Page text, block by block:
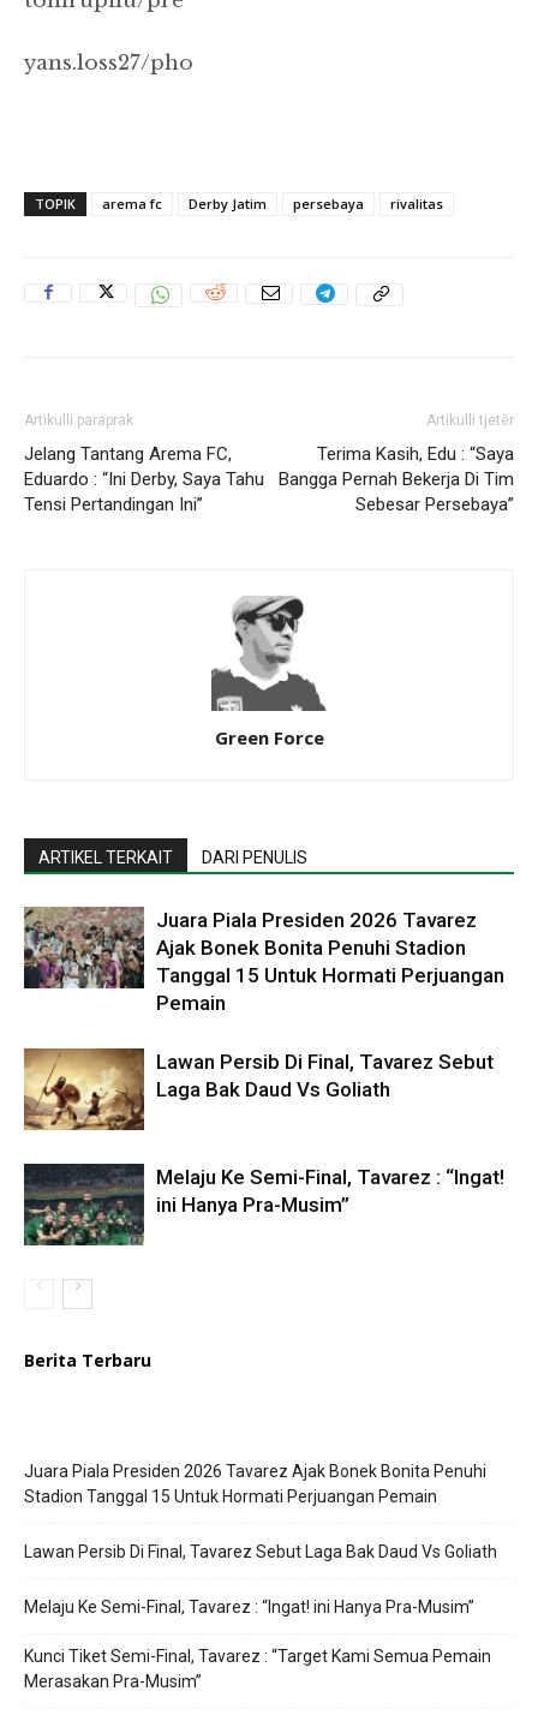
yans.loss27/pho
TOPIK arema fc Derby Jatim persebaya rivalitas
Artikulli paraprak
Jelang Tantang Arema FC,
Eduardo : “Ini Derby, Saya Tahu
Tensi Pertandingan Ini”
Artikulli tjetër
Terima Kasih, Edu : “Saya
Bangga Pernah Bekerja Di Tim
Sebesar Persebaya”
Green Force
ARTIKEL TERKAIT DARI PENULIS
Juara Piala Presiden 2026 Tavarez
Ajak Bonek Bonita Penuhi Stadion
Tanggal 15 Untuk Hormati Perjuangan
Pemain
Lawan Persib Di Final, Tavarez Sebut
Laga Bak Daud Vs Goliath
Melaju Ke Semi-Final, Tavarez : “Ingat!
ini Hanya Pra-Musim”
Berita Terbaru
Juara Piala Presiden 2026 Tavarez Ajak Bonek Bonita Penuhi
Stadion Tanggal 15 Untuk Hormati Perjuangan Pemain
Lawan Persib Di Final, Tavarez Sebut Laga Bak Daud Vs Goliath
Melaju Ke Semi-Final, Tavarez : “Ingat! ini Hanya Pra-Musim”
Kunci Tiket Semi-Final, Tavarez : “Target Kami Semua Pemain
Merasakan Pra-Musim”